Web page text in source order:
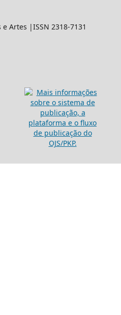
Artes |ISSN 2318-7131